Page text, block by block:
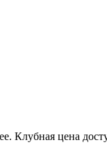
Клубная цена